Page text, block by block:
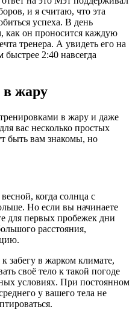
и я считаю, что эта
успеха. В день
как он проносится каждую
тренера. А увидеть его на
2:40 навсегда
в жару
в жару и даже
вас несколько простых
быть вам знакомы, но
когда солнца с
Но если вы начинаете
для первых пробежек дни
расстояния,
забегу в жарком климате,
своё тело к такой погоде
условиях. При постоянном
у вашего тела не